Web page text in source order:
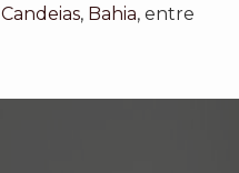
Candeias, Bahia, entre